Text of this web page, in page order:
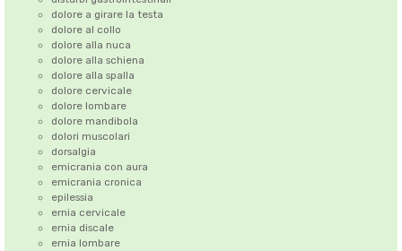
dolore a girare la testa
dolore al collo
dolore alla nuca
dolore alla schiena
dolore alla spalla
dolore cervicale
dolore lombare
dolore mandibola
dolori muscolari
dorsalgia
emicrania con aura
emicrania cronica
epilessia
ernia cervicale
ernia discale
ernia lombare